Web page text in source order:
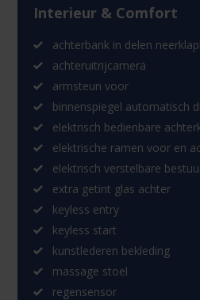
Interieur & Comfort
achterbank in delen
achteruitrijcamera
armsteun voor
binnenspiegel automatisch
elektrisch bedienbare
elektrische ramen voor en
elektrisch verstelbare
extra getint glas achter
keyless entry
keyless start
kunstlederen bekleding
massage stoel
regensensor